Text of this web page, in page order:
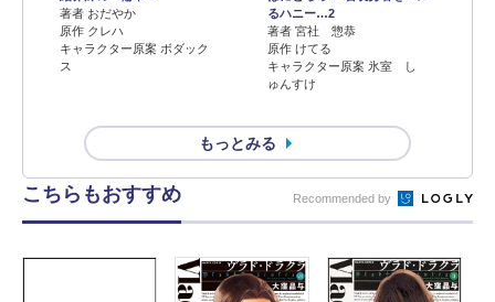
著者 おだやか
原作 クレハ
キャラクター原案 ボダック
ス
るハニー…2
著者 宮社 惣恭
原作 けてる
キャラクター原案 氷室 し
ゅんすけ
もっとみる
こちらもおすすめ Recommended by